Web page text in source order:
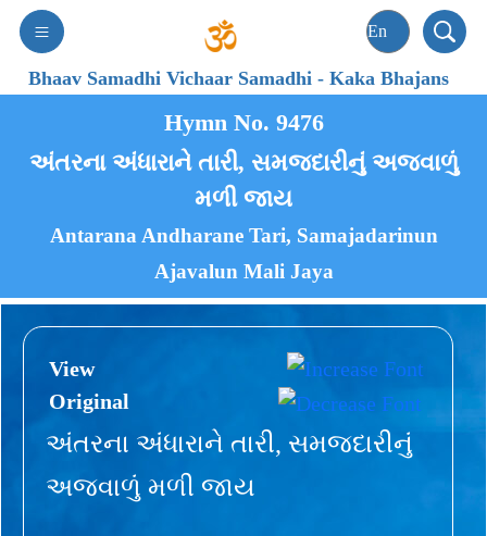
Bhaav Samadhi Vichaar Samadhi-Kaka Bhajans
Hymn No. 9476
અંતરના અંધારાને તારી, સમજદારીનું અજવાળું
મળી જાય
Antarana Andharane Tari, Samajadarinun
Ajavalun Mali Jaya
View
Original
અંતરના અંધારાને તારી, સમજદારીનું
અજવાળું મળી જાય